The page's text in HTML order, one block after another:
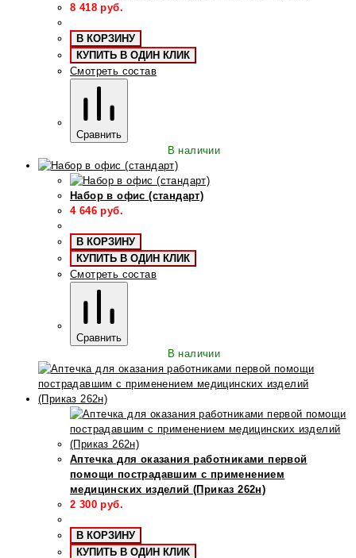
8 418 руб.
В КОРЗИНУ
КУПИТЬ В ОДИН КЛИК
Смотреть состав
Сравнить
В наличии
Набор в офис (стандарт)
4 646 руб.
В КОРЗИНУ
КУПИТЬ В ОДИН КЛИК
Смотреть состав
Сравнить
В наличии
Аптечка для оказания работниками первой
помощи пострадавшим с применением
медицинских изделий (Приказ 262н)
2 300 руб.
В КОРЗИНУ
КУПИТЬ В ОДИН КЛИК